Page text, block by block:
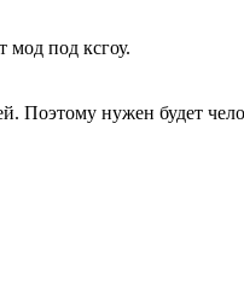
мод под ксгоу.
Поэтому нужен будет